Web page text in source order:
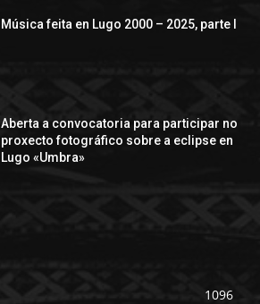
Música feita en Lugo 2000 – 2025, parte I
Aberta a convocatoria para participar no
proxecto fotográfico sobre a eclipse en
Lugo «Umbra»
1096